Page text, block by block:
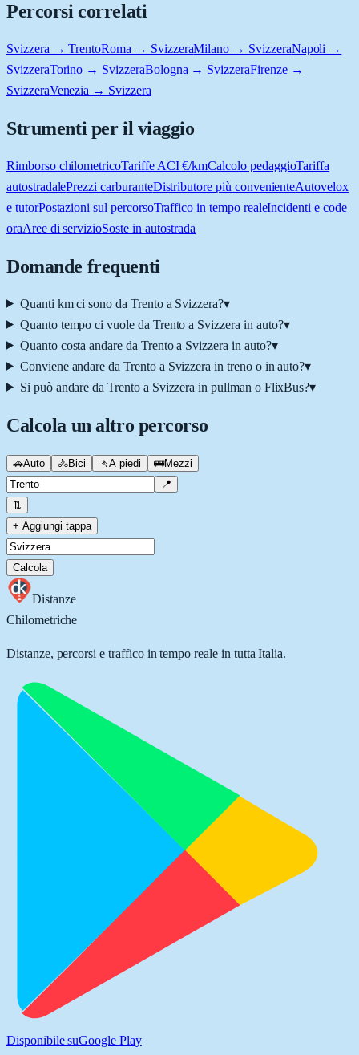
Percorsi correlati
Svizzera → TrentoRoma → SvizzeraMilano → SvizzeraNapoli →
SvizzeraTorino → SvizzeraBologna → SvizzeraFirenze →
SvizzeraVenezia → Svizzera
Strumenti per il viaggio
Rimborso chilometricoTariffe ACI €/kmCalcolo pedaggioTariffa
autostradalePrezzi carburanteDistributore più convenienteAutovelox
e tutorPostazioni sul percorsoTraffico in tempo realeIncidenti e code
oraAree di servizioSoste in autostrada
Domande frequenti
Quanti km ci sono da Trento a Svizzera?▾
Quanto tempo ci vuole da Trento a Svizzera in auto?▾
Quanto costa andare da Trento a Svizzera in auto?▾
Conviene andare da Trento a Svizzera in treno o in auto?▾
Si può andare da Trento a Svizzera in pullman o FlixBus?▾
Calcola un altro percorso
🚗Auto 🚴Bici 🚶 A piedi 🚌Mezzi
📍
⇅
+ Aggiungi tappa
Calcola
Distanze
Chilometriche
Distanze, percorsi e traffico in tempo reale in tutta Italia.
Disponibile suGoogle Play